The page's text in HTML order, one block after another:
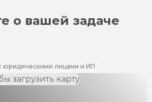
о вашей задаче
юридическими лицами и ИП
загрузить карту